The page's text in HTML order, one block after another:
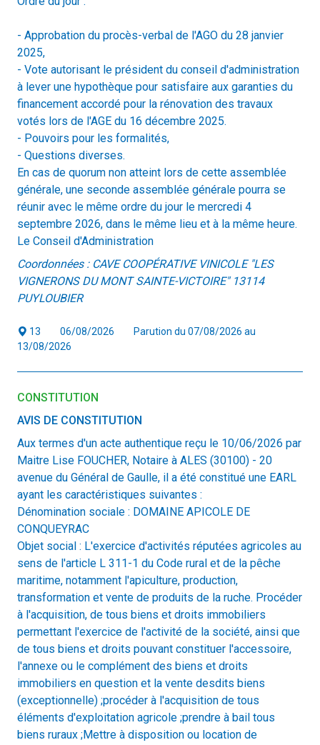
- Approbation du procès-verbal de l'AGO du 28 janvier
2025,
- Vote autorisant le président du conseil d'administration
à lever une hypothèque pour satisfaire aux garanties du
financement accordé pour la rénovation des travaux
votés lors de l'AGE du 16 décembre 2025.
- Pouvoirs pour les formalités,
- Questions diverses.
En cas de quorum non atteint lors de cette assemblée
générale, une seconde assemblée générale pourra se
réunir avec le même ordre du jour le mercredi 4
septembre 2026, dans le même lieu et à la même heure.
Le Conseil d'Administration
Coordonnées : CAVE COOPÉRATIVE VINICOLE "LES
VIGNERONS DU MONT SAINTE-VICTOIRE" 13114
PUYLOUBIER
13 06/08/2026
Parution du 07/08/2026 au
13/08/2026
CONSTITUTION
AVIS DE CONSTITUTION
Aux termes d'un acte authentique reçu le 10/06/2026 par
Maitre Lise FOUCHER, Notaire à ALES (30100) - 20
avenue du Général de Gaulle, il a été constitué une EARL
ayant les caractéristiques suivantes :
Dénomination sociale : DOMAINE APICOLE DE
CONQUEYRAC
Objet social : L'exercice d'activités réputées agricoles au
sens de l'article L 311-1 du Code rural et de la pêche
maritime, notamment l'apiculture, production,
transformation et vente de produits de la ruche. Procéder
à l'acquisition, de tous biens et droits immobiliers
permettant l'exercice de l'activité de la société, ainsi que
de tous biens et droits pouvant constituer l'accessoire,
l'annexe ou le complément des biens et droits
immobiliers en question et la vente desdits biens
(exceptionnelle) ;procéder à l'acquisition de tous
éléments d'exploitation agricole ;prendre à bail tous
biens ruraux ;Mettre à disposition ou location de